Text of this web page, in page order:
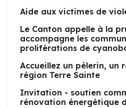
Aide aux victimes de
Le Canton appelle à la
accompagne les
proliférations de
Accueillez un pèlerin, un
région Terre Sainte
Invitation - soutien
rénovation énergétique